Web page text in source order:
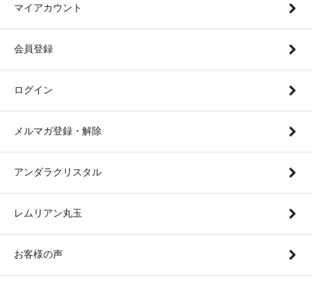
マイアカウント
会員登録
ログイン
メルマガ登録・解除
アンダラクリスタル
レムリアン丸玉
お客様の声